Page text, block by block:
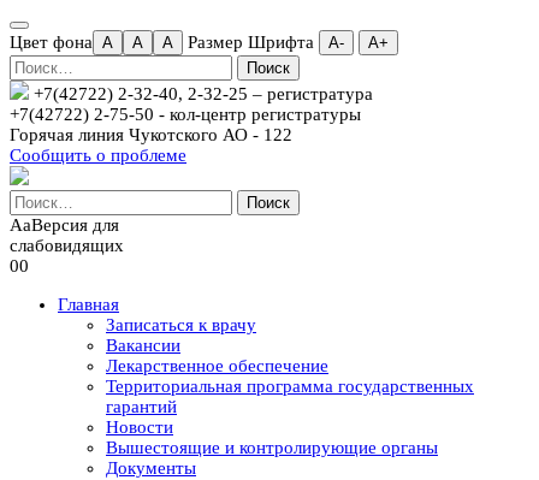
Цвет фона A A A Размер Шрифта А- А+
Найти:
+7(42722) 2-32-40, 2-32-25 – регистратура
+7(42722) 2-75-50 - кол-центр регистратуры
Горячая линия Чукотского АО - 122
Сообщить о проблеме
Найти:
AaВерсия для
слабовидящих
00
Главная
Записаться к врачу
Вакансии
Лекарственное обеспечение
Территориальная программа государственных
гарантий
Новости
Вышестоящие и контролирующие органы
Документы